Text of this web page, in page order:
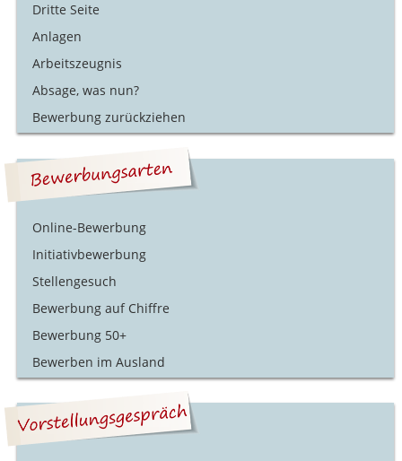
Dritte Seite
Anlagen
Arbeitszeugnis
Absage, was nun?
Bewerbung zurückziehen
Online-Bewerbung
Initiativbewerbung
Stellengesuch
Bewerbung auf Chiffre
Bewerbung 50+
Bewerben im Ausland